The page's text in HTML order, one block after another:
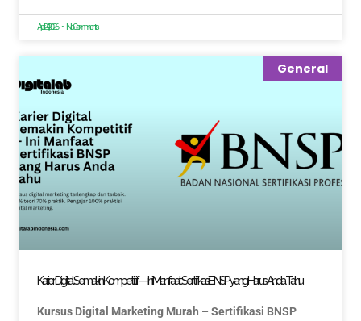
April 24, 2026 No Comments
General
Karier Digital Semakin Kompetitif — Ini Manfaat Sertifikasi BNSP yang Harus Anda Tahu
Kursus Digital Marketing Murah – Sertifikasi BNSP